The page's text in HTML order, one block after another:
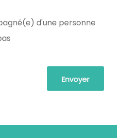
d'une personne